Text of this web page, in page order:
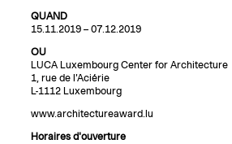
QUAND
15.11.2019 – 07.12.2019
OU
LUCA Luxembourg Center for Architecture
1, rue de l'Aciérie
L-1112 Luxembourg
www.architectureaward.lu
Horaires d'ouverture